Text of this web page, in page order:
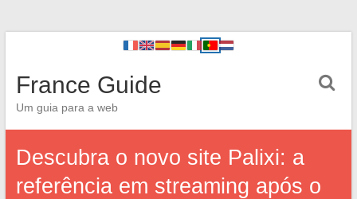
France Guide
Um guia para a web
Descubra o novo site Palixi: a
referência em streaming após o